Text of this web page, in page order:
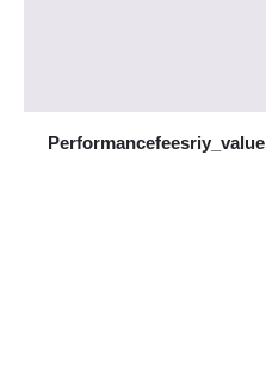
Performancefeesriy_value